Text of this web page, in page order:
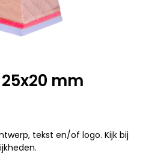
mm
tekst en/of logo. Kijk bij